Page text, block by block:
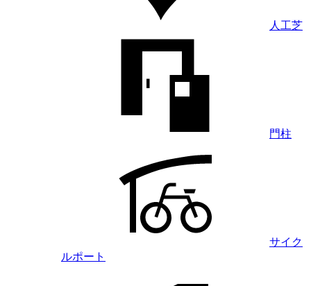
人工芝
門柱
サイク
ルポート